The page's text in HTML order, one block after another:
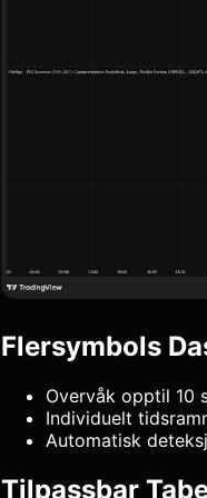
Flersymbols
Overvåk opptil 10
Individuelt
Automatisk
Tilpassbar